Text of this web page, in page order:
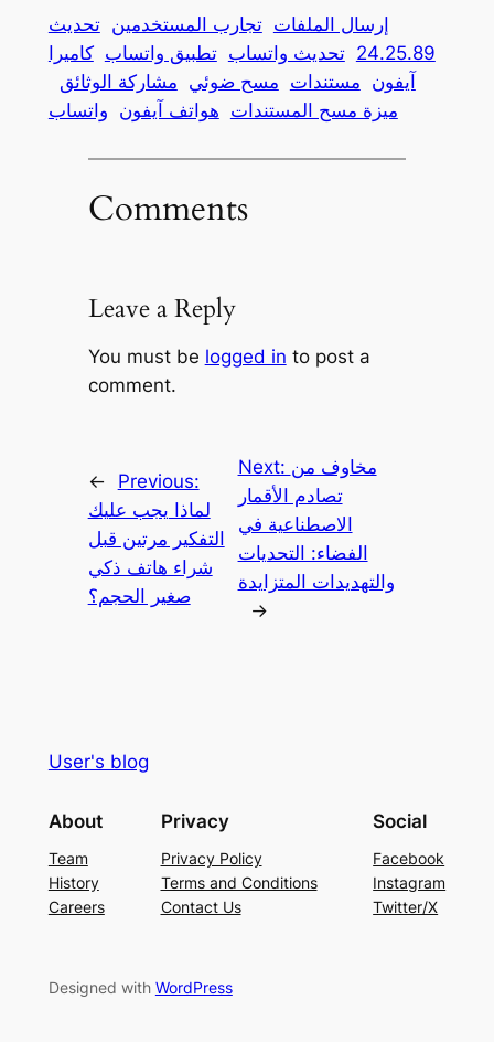
إرسال الملفات تجارب المستخدمين تحديث
24.25.89 تحديث واتساب تطبيق واتساب كاميرا
آيفون مستندات مسح ضوئي مشاركة الوثائق
ميزة مسح المستندات هواتف آيفون واتساب
Comments
Leave a Reply
You must be logged in to post a
comment.
←
Previous:
لماذا يجب عليك
التفكير مرتين قبل
شراء هاتف ذكي
صغير الحجم؟
Next: مخاوف من
تصادم الأقمار
الاصطناعية في
الفضاء: التحديات
والتهديدات المتزايدة
→
User's blog
About
Team
History
Careers
Privacy
Privacy Policy
Terms and Conditions
Contact Us
Social
Facebook
Instagram
Twitter/X
Designed with WordPress